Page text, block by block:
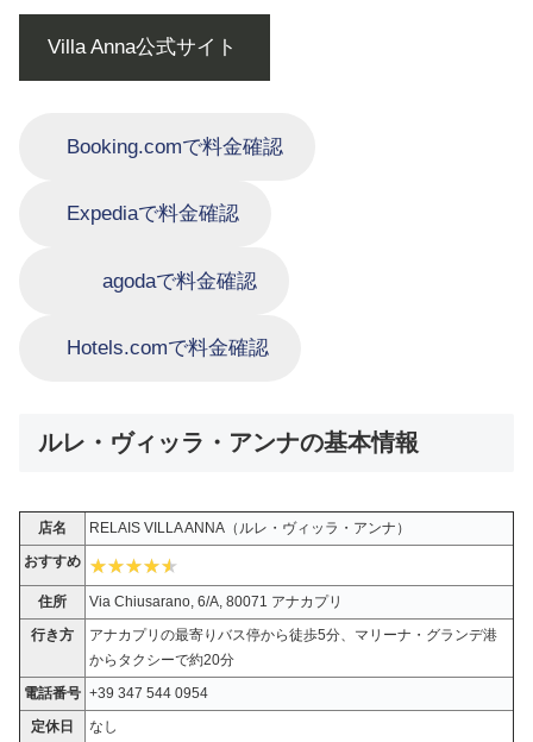
Villa Anna公式サイト
Booking.comで料金確認
Expediaで料金確認
agodaで料金確認
Hotels.comで料金確認
ルレ・ヴィッラ・アンナの基本情報
店名
RELAIS VILLA ANNA（ルレ・ヴィッラ・アンナ）
おすすめ
住所
Via Chiusarano, 6/A, 80071 アナカプリ
行き方
アナカプリの最寄りバス停から徒歩5分、マリーナ・グランデ港
からタクシーで約20分
電話番号 +39 347 544 0954
定休日
なし